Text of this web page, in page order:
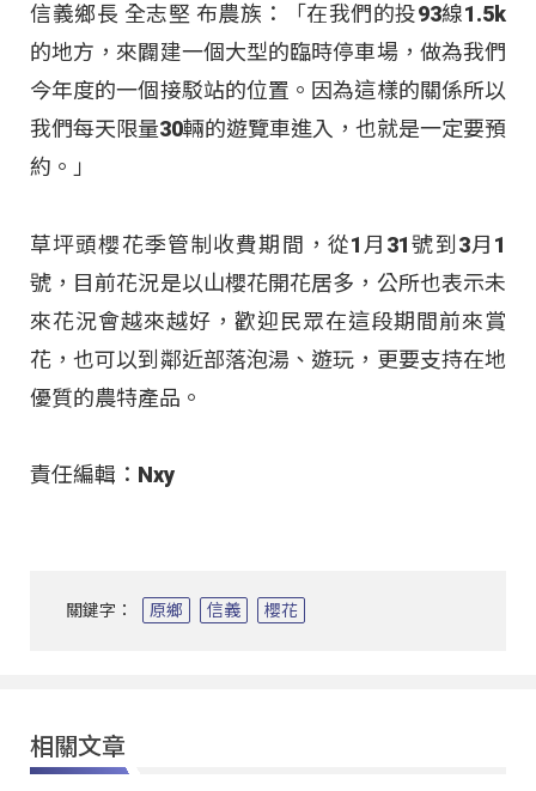
信義鄉長 全志堅 布農族：「在我們的投93線1.5k
的地方，來闢建一個大型的臨時停車場，做為我們
今年度的一個接駁站的位置。因為這樣的關係所以
我們每天限量30輛的遊覽車進入，也就是一定要預
約。」
草坪頭櫻花季管制收費期間，從1月31號到3月1
號，目前花況是以山櫻花開花居多，公所也表示未
來花況會越來越好，歡迎民眾在這段期間前來賞
花，也可以到鄰近部落泡湯、遊玩，更要支持在地
優質的農特產品。
責任編輯：Nxy
關鍵字： 原鄉 信義 櫻花
相關文章